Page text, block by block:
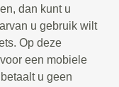
dan kunt u
u gebruik wilt
Op deze
een mobiele
u geen